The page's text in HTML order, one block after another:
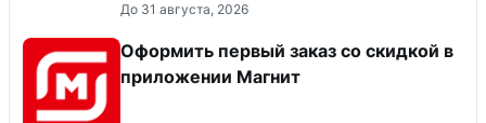
До 31 августа, 2026
Оформить первый заказ со скидкой в
приложении Магнит